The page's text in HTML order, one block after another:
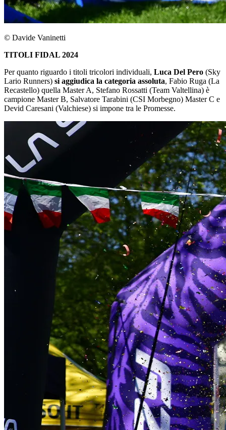
© Davide Vaninetti
TITOLI FIDAL 2024
Per quanto riguardo i titoli tricolori individuali, Luca Del Pero (Sky
Lario Runners) si aggiudica la categoria assoluta, Fabio Ruga (La
Recastello) quella Master A, Stefano Rossatti (Team Valtellina) è
campione Master B, Salvatore Tarabini (CSI Morbegno) Master C e
Devid Caresani (Valchiese) si impone tra le Promesse.